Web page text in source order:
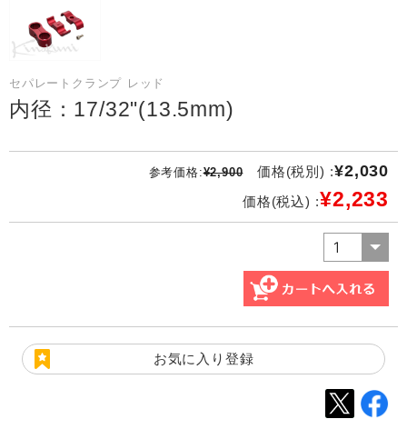
セパレートクランプ レッド
内径：17/32"(13.5mm)
参考価格:¥2,900 価格(税別) :¥2,030
価格(税込) :¥2,233
お気に入り登録